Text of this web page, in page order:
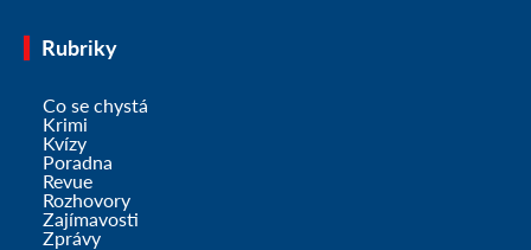
Rubriky
Co se chystá
Krimi
Kvízy
Poradna
Revue
Rozhovory
Zajímavosti
Zprávy